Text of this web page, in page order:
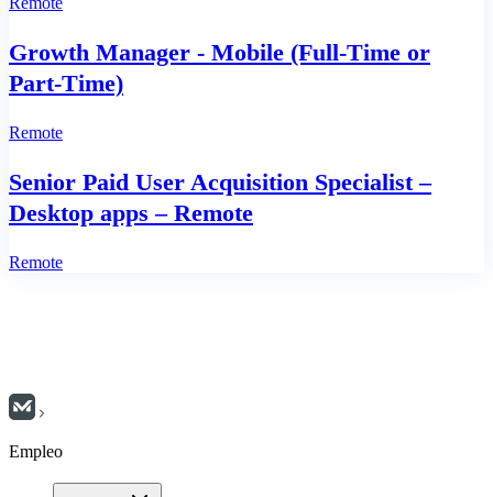
Growth Manager - Mobile (Full‑Time or
Part‑Time)
Remote
Senior Paid User Acquisition Specialist –
Desktop apps – Remote
Remote
Empleo